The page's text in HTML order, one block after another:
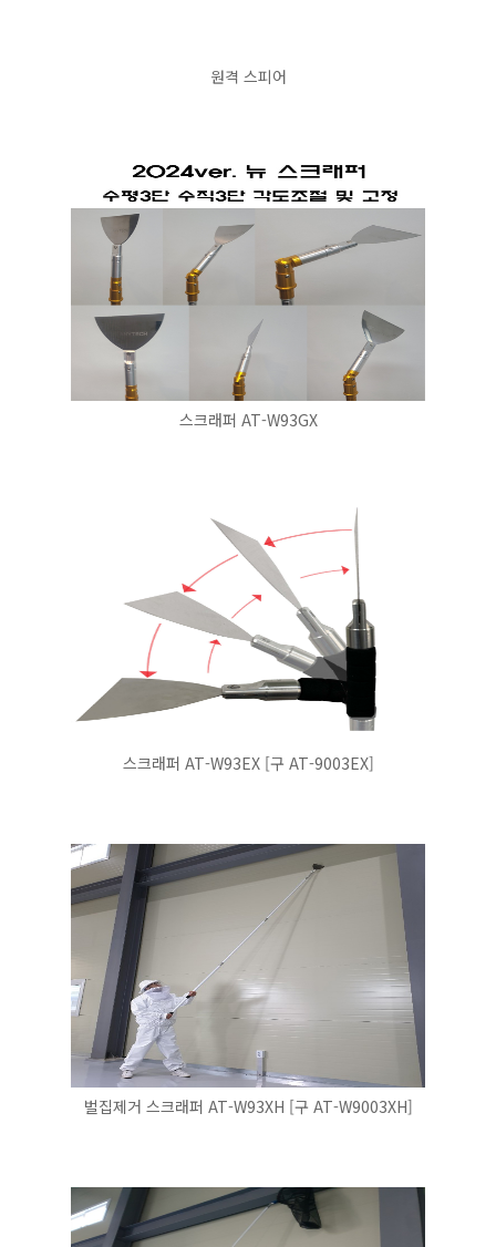
원격 스피어
스크래퍼 AT-W93GX
스크래퍼 AT-W93EX [구 AT-9003EX]
벌집제거 스크래퍼 AT-W93XH [구 AT-W9003XH]